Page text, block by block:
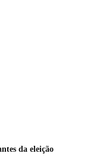
da eleição